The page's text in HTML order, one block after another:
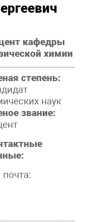
кафедры
химии
степень:
наук
звание: